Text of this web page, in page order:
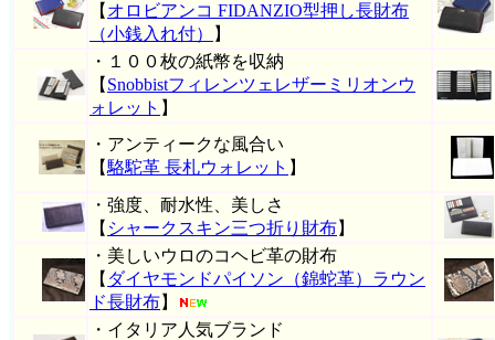
【 オロビアンコ FIDANZIO型押し長財布
（小銭入れ付）
】
・１００枚の紙幣を収納
【 Snobbistフィレンツェレザーミリオンウ
ォレット 】
・アンティークな風合い
【駱駝革 長札ウォレット 】
・強度、耐水性、美しさ
【 シャークスキン三つ折り財布】
・美しいウロのコヘビ革の財布
【 ダイヤモンドパイソン（錦蛇革）ラウン
ド長財布】
・イタリア人気ブランド